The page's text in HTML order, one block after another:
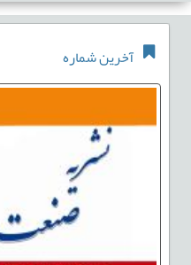
آخرین شماره